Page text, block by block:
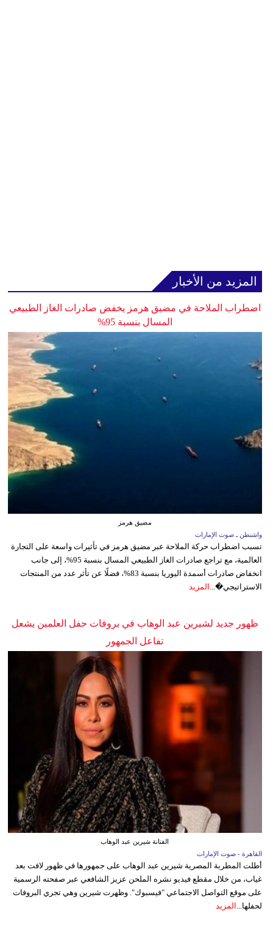
المزيد من الأخبار
اضطراب الملاحة في مضيق هرمز يخفض صادرات الغاز الطبيعي
المسال بنسبة 95%
مضيق هرمز
واشنطن ـ صوت الإمارات
تسبب اضطراب حركة الملاحة عبر مضيق هرمز في تأثيرات واسعة على التجارة
العالمية، مع تراجع صادرات الغاز الطبيعي المسال بنسبة 95%، إلى جانب
انخفاض صادرات أسمدة اليوريا بنسبة 83%، فضلًا عن تأثر عدد من المنتجات
الاستراتيجي�... المزيد
ظهور جديد لشيرين عبد الوهاب في بروفات حفل العلمين يشعل
تفاعل الجمهور
الفنانة شيرين عبد الوهاب
القاهرة - صوت الإمارات
أطلت المطربة المصرية شيرين عبد الوهاب على جمهورها في ظهور لافت بعد
غياب، من خلال مقطع فيديو نشره الملحن عزيز الشافعي عبر صفحته الرسمية
على موقع التواصل الاجتماعي "فيسبوك". وظهرت شيرين وهي تجري البروفات
لحفلها...
المزيد